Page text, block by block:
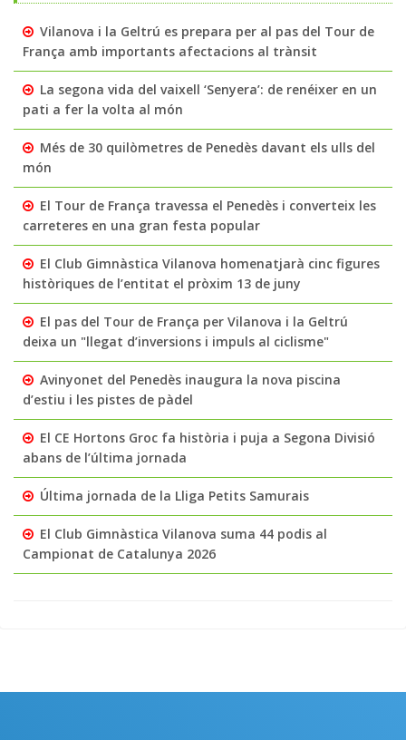
Vilanova i la Geltrú es prepara per al pas del Tour de
França amb importants afectacions al trànsit
La segona vida del vaixell ‘Senyera’: de renéixer en un
pati a fer la volta al món
Més de 30 quilòmetres de Penedès davant els ulls del
món
El Tour de França travessa el Penedès i converteix les
carreteres en una gran festa popular
El Club Gimnàstica Vilanova homenatjarà cinc figures
històriques de l’entitat el pròxim 13 de juny
El pas del Tour de França per Vilanova i la Geltrú
deixa un "llegat d’inversions i impuls al ciclisme"
Avinyonet del Penedès inaugura la nova piscina
d’estiu i les pistes de pàdel
El CE Hortons Groc fa història i puja a Segona Divisió
abans de l’última jornada
Última jornada de la Lliga Petits Samurais
El Club Gimnàstica Vilanova suma 44 podis al
Campionat de Catalunya 2026